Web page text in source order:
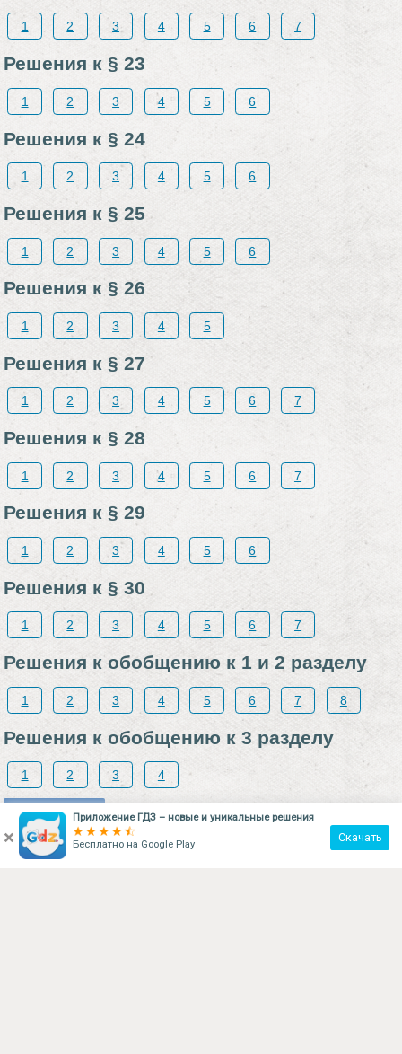
1 2 3 4 5 6 7
Решения к § 23
1 2 3 4 5 6
Решения к § 24
1 2 3 4 5 6
Решения к § 25
1 2 3 4 5 6
Решения к § 26
1 2 3 4 5
Решения к § 27
1 2 3 4 5 6 7
Решения к § 28
1 2 3 4 5 6 7
Решения к § 29
1 2 3 4 5 6
Решения к § 30
1 2 3 4 5 6 7
Решения к обобщению к 1 и 2 разделу
1 2 3 4 5 6 7 8
Решения к обобщению к 3 разделу
1 2 3 4
×
Приложение ГДЗ – новые и уникальные решения
Бесплатно на Google Play
Скачать
Поделиться